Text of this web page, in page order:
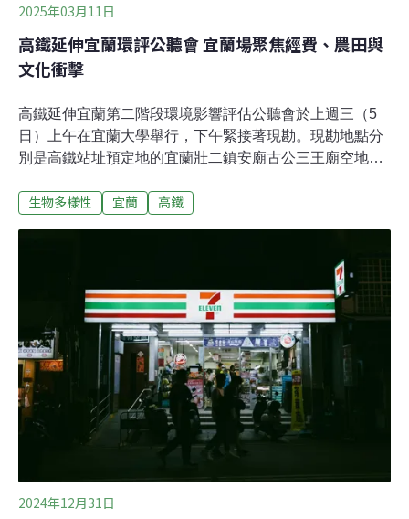
2025年03月11日
高鐵延伸宜蘭環評公聽會 宜蘭場聚焦經費、農田與
文化衝擊
高鐵延伸宜蘭第二階段環境影響評估公聽會於上週三（5
日）上午在宜蘭大學舉行，下午緊接著現勘。現勘地點分
別是高鐵站址預定地的宜蘭壯二鎮安廟古公三王廟空地、
旁空地。無論是公聽會還是現勘，民眾討論皆十分激烈。
不足、公聽會場次過少，且現場未提供任何書面資料，難
以充分理解與接受計畫內容。此外，反對的公民團體則認
為規劃欠周詳，恐對宜蘭環境及未來發展帶來不利影響。
居民質疑高鐵溝通不全面 短近的經濟規劃並影響農地公聽
會開始前，支持高鐵建設的壯圍鄉新南村村長葉慶文因反
對有居民拿著「高鐵巨獸」的抗議牌，在主席台前大聲反
對，造成騷動，會議也因此延宕好幾分鐘。公聽會上，宜
蘭農民田菁發言提到，高鐵路線會影響許多居民的權益，
更會影響農民的利益。如果高鐵鐵道穿過原本的田區，不
生物多樣性 宜蘭 高鐵
2024年12月31日